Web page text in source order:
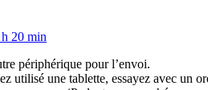
h 20 min
périphérique pour l’envoi.
utilisé une tablette, essayez avec un